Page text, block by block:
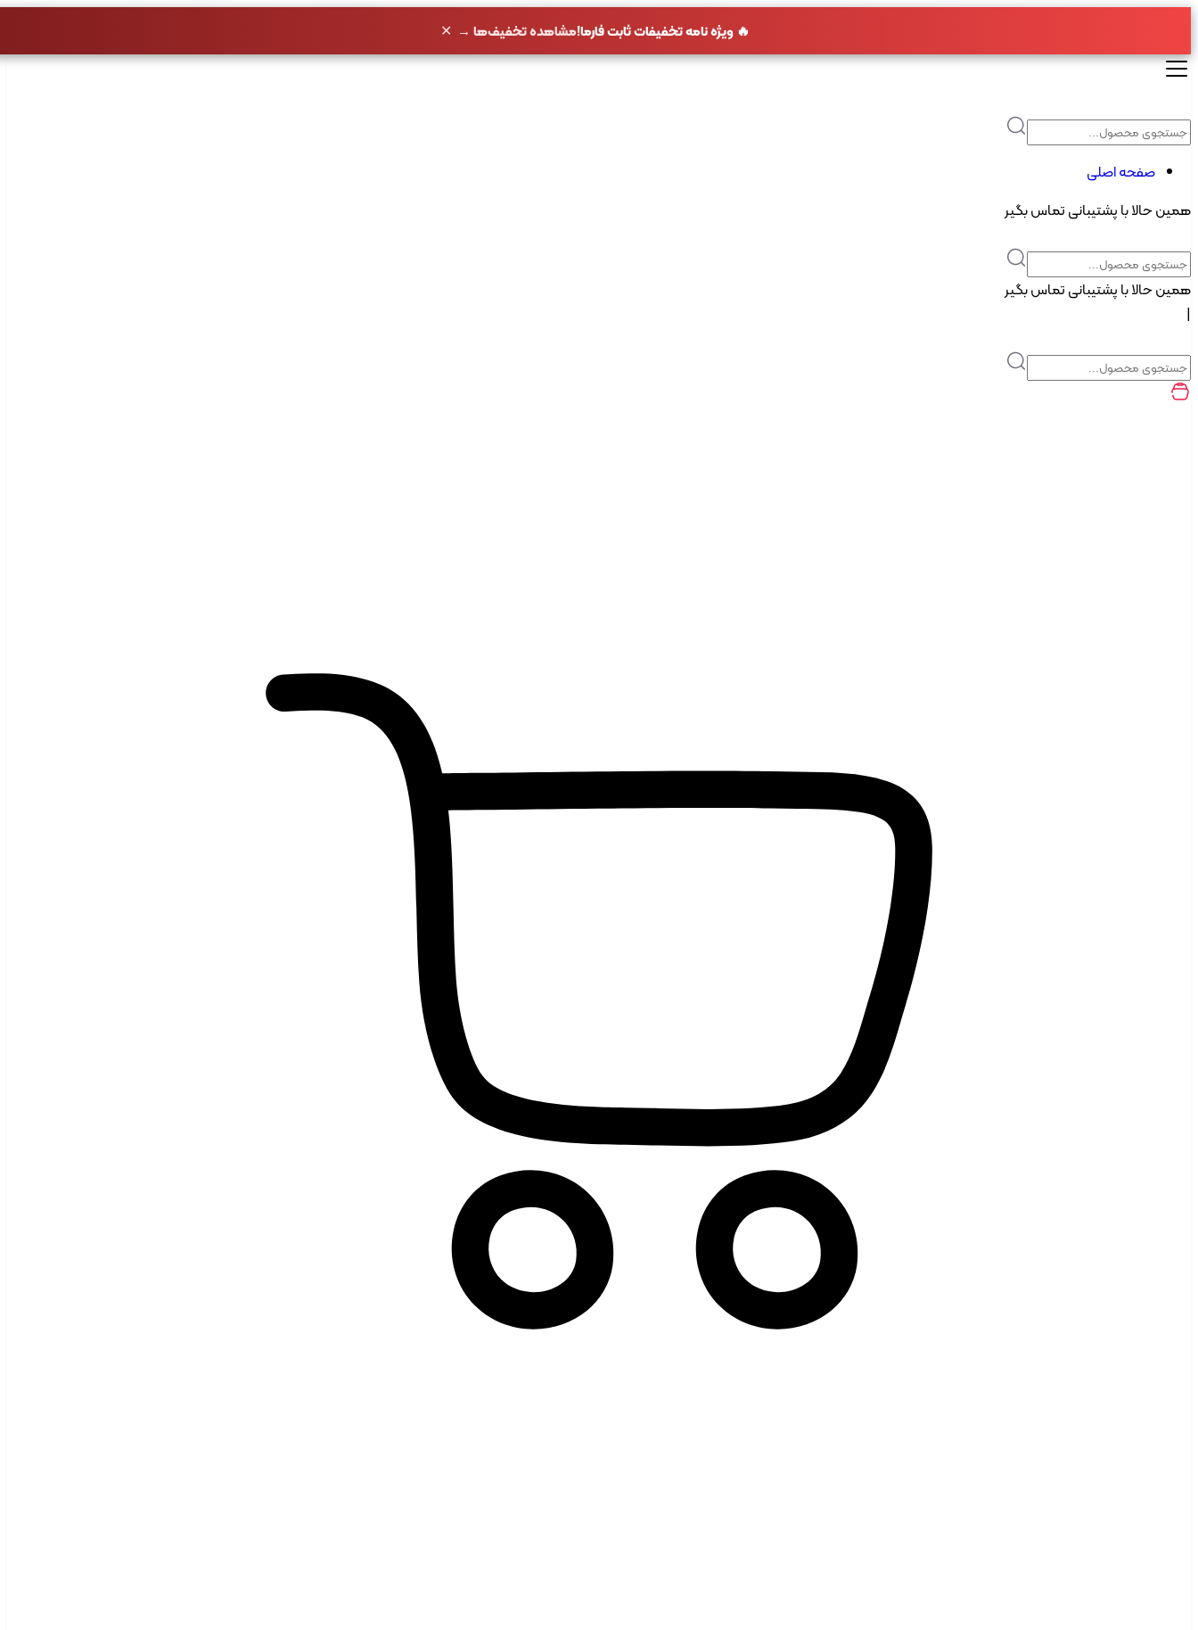
🔥 ویژه نامه تخفیفات ثابت فارما!مشاهده تخفیف‌ها → ✕
صفحه اصلی
همین حالا با پشتیبانی تماس بگیر
همین حالا با پشتیبانی تماس بگیر
|